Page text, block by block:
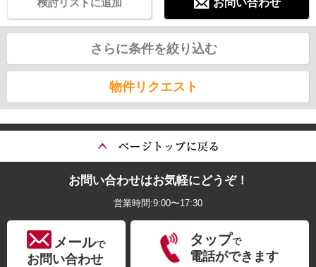
お問い合わせ
検討リストに追加
さらに条件を絞り込む
物件リクエスト
お問い合わせはお気軽にどうぞ！
営業時間:9:00〜17:30
メールで
お問い合わせ
タップで
電話ができます